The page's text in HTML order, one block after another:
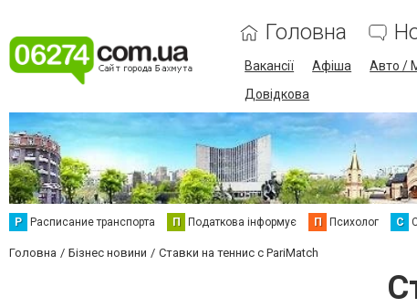
Головна
Вакансії Афіша Авто /
Довідкова
Р Расписание транспорта П Податкова інформує П Психолог С
Головна Бізнес новини Ставки на теннис с PariMatch